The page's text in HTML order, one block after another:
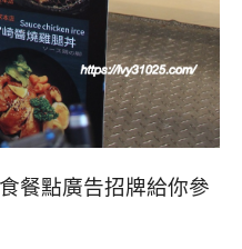
餐點廣告招牌給你參